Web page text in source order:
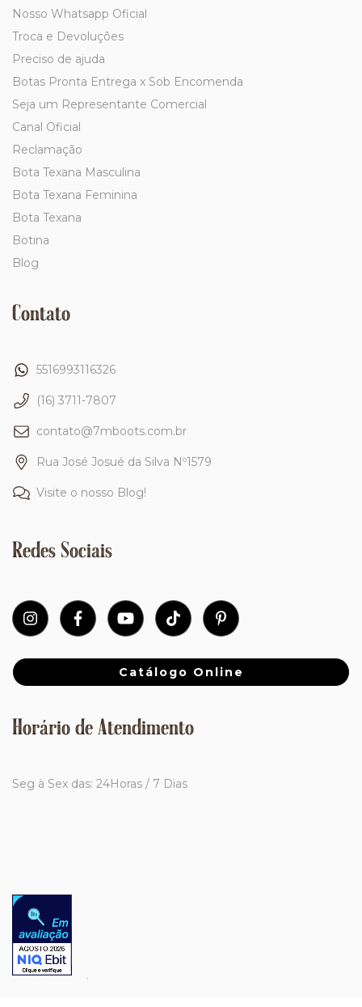
Nosso Whatsapp Oficial
Troca e Devoluções
Preciso de ajuda
Botas Pronta Entrega x Sob Encomenda
Seja um Representante Comercial
Canal Oficial
Reclamação
Bota Texana Masculina
Bota Texana Feminina
Bota Texana
Botina
Blog
Contato
5516993116326
(16) 3711-7807
contato@7mboots.com.br
Rua José Josué da Silva Nº1579
Visite o nosso Blog!
Redes Sociais
Catálogo Online
Horário de Atendimento
Seg à Sex das: 24Horas / 7 Dias